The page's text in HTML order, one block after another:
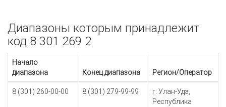
Диапазоны которым принадлежит
код 8 301 269 2
Начало
диапазона
Конец диапазона Регион/Оператор
8 (301) 260-00-00 8 (301) 279-99-99
г. Улан-Удэ,
Республика